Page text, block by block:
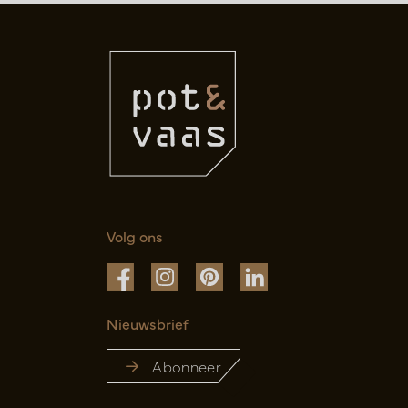
Volg ons
Nieuwsbrief
Abonneer